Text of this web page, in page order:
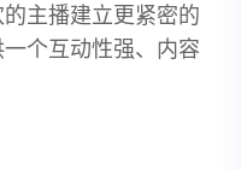
主播建立更紧密的
个互动性强、内容